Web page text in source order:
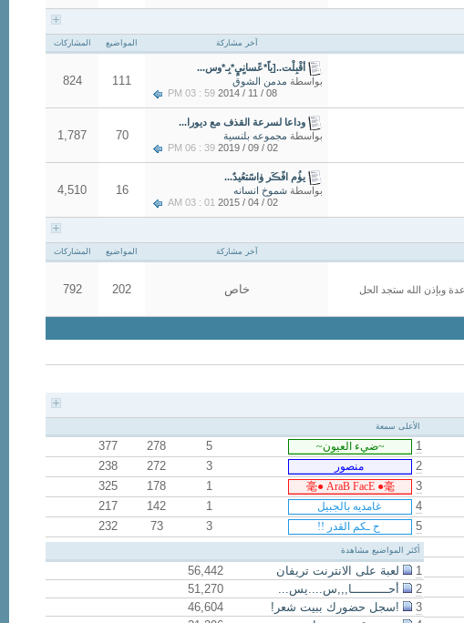
آخر مشاركة المواضيع المشاركات
أقْبِلْت..[ياً*عًسانٍيٍ*بِـ*وس...
بواسطة مدمن الشوق
08 / 11 / 2014
59 : 03 PM
111
824
وداعا لسرعة القذف مع ديورا...
بواسطة مجموعه بلنسية
02 / 09 / 2019
39 : 06 PM
70
1,787
يۈُم افًڪَر ۈاسًتعُيدٌ...
بواسطة شموخ انسانه
02 / 04 / 2015
01 : 03 AM
16
4,510
آخر مشاركة المواضيع المشاركات
وبإذن الله ستجد الحل
خاص 202
792
الأعلى سمعة
1
5
278
377
2
3
272
238
3
1
178
325
4
1
142
217
5
3
73
232
أكثر المواضيع مشاهدة
1 لعبة على الانترنت تريفان
56,442
2
أحــــــــــا,,,س....يس...
51,270
3
!سجل حضورك ببيت شعر!
46,604